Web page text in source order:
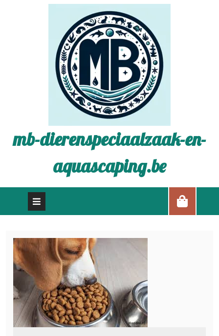
mb-dierenspeciaalzaak-en-
aquascaping.be